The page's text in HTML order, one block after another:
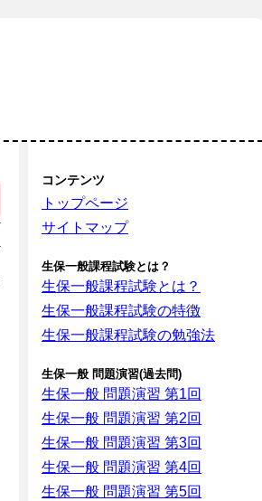
コンテンツ
トップページ
サイトマップ
生保一般課程試験とは？
生保一般課程試験とは？
生保一般課程試験の特徴
生保一般課程試験の勉強法
生保一般 問題演習(過去問)
生保一般 問題演習 第1回
生保一般 問題演習 第2回
生保一般 問題演習 第3回
生保一般 問題演習 第4回
生保一般 問題演習 第5回